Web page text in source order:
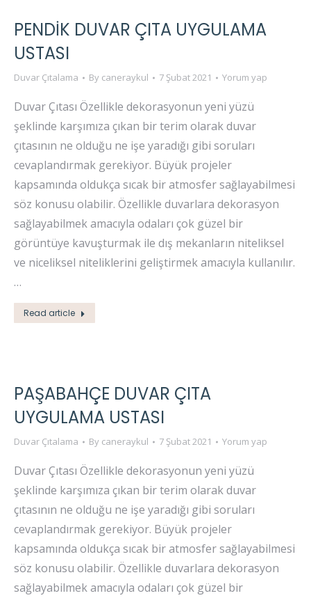
PENDIK DUVAR ÇITA UYGULAMA
USTASI
Duvar Çıtalama By caneraykul 7 Şubat 2021 Yorum yap
Duvar Çıtası Özellikle dekorasyonun yeni yüzü
şeklinde karşımıza çıkan bir terim olarak duvar
çıtasının ne olduğu ne işe yaradığı gibi soruları
cevaplandırmak gerekiyor. Büyük projeler
kapsamında oldukça sıcak bir atmosfer sağlayabilmesi
söz konusu olabilir. Özellikle duvarlara dekorasyon
sağlayabilmek amacıyla odaları çok güzel bir
görüntüye kavuşturmak ile dış mekanların niteliksel
ve niceliksel niteliklerini geliştirmek amacıyla kullanılır.
…
Read article
PAŞABAHÇE DUVAR ÇITA
UYGULAMA USTASI
Duvar Çıtalama By caneraykul 7 Şubat 2021 Yorum yap
Duvar Çıtası Özellikle dekorasyonun yeni yüzü
şeklinde karşımıza çıkan bir terim olarak duvar
çıtasının ne olduğu ne işe yaradığı gibi soruları
cevaplandırmak gerekiyor. Büyük projeler
kapsamında oldukça sıcak bir atmosfer sağlayabilmesi
söz konusu olabilir. Özellikle duvarlara dekorasyon
sağlayabilmek amacıyla odaları çok güzel bir